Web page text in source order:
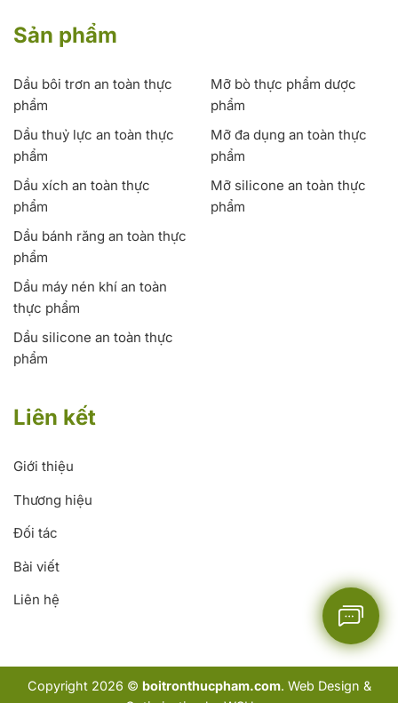
Sản phẩm
Dầu bôi trơn an toàn thực
phẩm
Mỡ bò thực phẩm dược
phẩm
Dầu thuỷ lực an toàn thực
phẩm
Mỡ đa dụng an toàn thực
phẩm
Dầu xích an toàn thực
phẩm
Mỡ silicone an toàn thực
phẩm
Dầu bánh răng an toàn thực
phẩm
Dầu máy nén khí an toàn
thực phẩm
Dầu silicone an toàn thực
phẩm
Liên kết
Giới thiệu
Thương hiệu
Đối tác
Bài viết
Liên hệ
Copyright 2026 © boitronthucpham.com. Web Design &